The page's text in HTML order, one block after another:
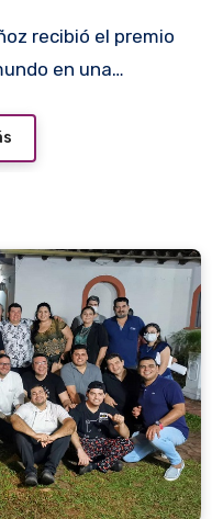
en una…